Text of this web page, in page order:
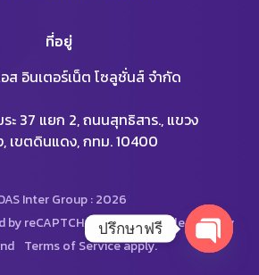
ที่อยู่
ส อินเตอร์เน็ต โซลูชั่นส์ จำกัด
ะ 37 แยก 2, ถนนสุทธิสาร., แขวง
เขตดินแดง, กทม. 10400
Inter Group : 2026
reCAPTCHA and the Google Privacy
Terms of Serviceapply.
ปรึกษาฟรี